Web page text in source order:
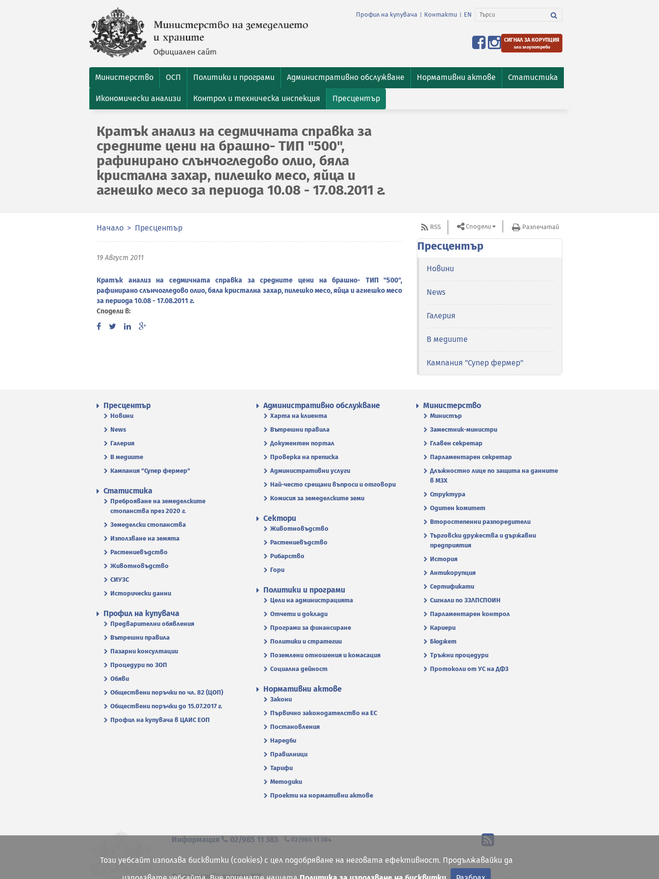
Профил на купувача Контакти EN
СИГНАЛ ЗА КОРУПЦИЯ
или злоупотреби
Министерство ОСП Политики и програми Административно обслужване Нормативни актове Статистика
Икономически анализи Контрол и техническа инспекция Пресцентър
Кратък анализ на седмичната справка за
средните цени на брашно- ТИП "500",
рафинирано слънчогледово олио, бяла
кристална захар, пилешко месо, яйца и
агнешко месо за периода 10.08 - 17.08.2011 г.
Начало Пресцентър
19 Август 2011
Кратък анализ на седмичната справка за средните цени на брашно- ТИП "500",
рафинирано слънчогледово олио, бяла кристална захар, пилешко месо, яйца и агнешко месо
за периода 10.08 - 17.08.2011 г.
Сподели в:
RSS Сподели Разпечатай
Пресцентър
Новини
News
Галерия
В медиите
Кампания "Супер фермер"
Пресцентър
Новини
News
Галерия
В медиите
Кампания "Супер фермер"
Административно обслужване
Харта на клиента
Вътрешни правила
Документен портал
Проверка на преписка
Административни услуги
Най-често срещани въпроси и отговори
Комисия за земеделските земи
Министерство
Министър
Заместник-министри
Главен секретар
Парламентарен секретар
Длъжностно лице по защита на данните
в МЗХ
Структура
Одитен комитет
Второстепенни разпоредители
Търговски дружества и държавни
предприятия
История
Антикорупция
Сертификати
Сигнали по ЗЗЛПСПОИН
Парламентарен контрол
Кариери
Бюджет
Тръжни процедури
Протоколи от УС на ДФЗ
Статистика
Преброяване на земеделските
стопанства през 2020 г.
Земеделски стопанства
Използване на земята
Растениевъдство
Животновъдство
СИУЗС
Исторически данни
Сектори
Животновъдство
Растениевъдство
Рибарство
Гори
Политики и програми
Цели на администрацията
Отчети и доклади
Програми за финансиране
Политики и стратегии
Поземлени отношения и комасация
Социална дейност
Профил на купувача
Предварителни обявления
Вътрешни правила
Пазарни консултации
Процедури по ЗОП
Обяви
Обществени поръчки по чл. 82 (ЦОП)
Обществени поръчки до 15.07.2017 г.
Профил на купувача в ЦАИС ЕОП
Нормативни актове
Закони
Първично законодателство на ЕС
Постановления
Наредби
Правилници
Тарифи
Методики
Проекти на нормативни актове
Информация 02/985 11 383 02/985 11 384
© Всички права запазени 2026
Този уебсайт използва бисквитки (cookies) с цел подобряване на неговата ефективност. Продължавайки да